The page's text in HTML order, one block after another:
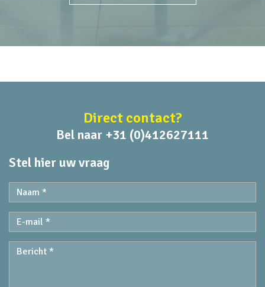
Direct contact?
Bel naar +31 (0)412627111
Stel hier uw vraag